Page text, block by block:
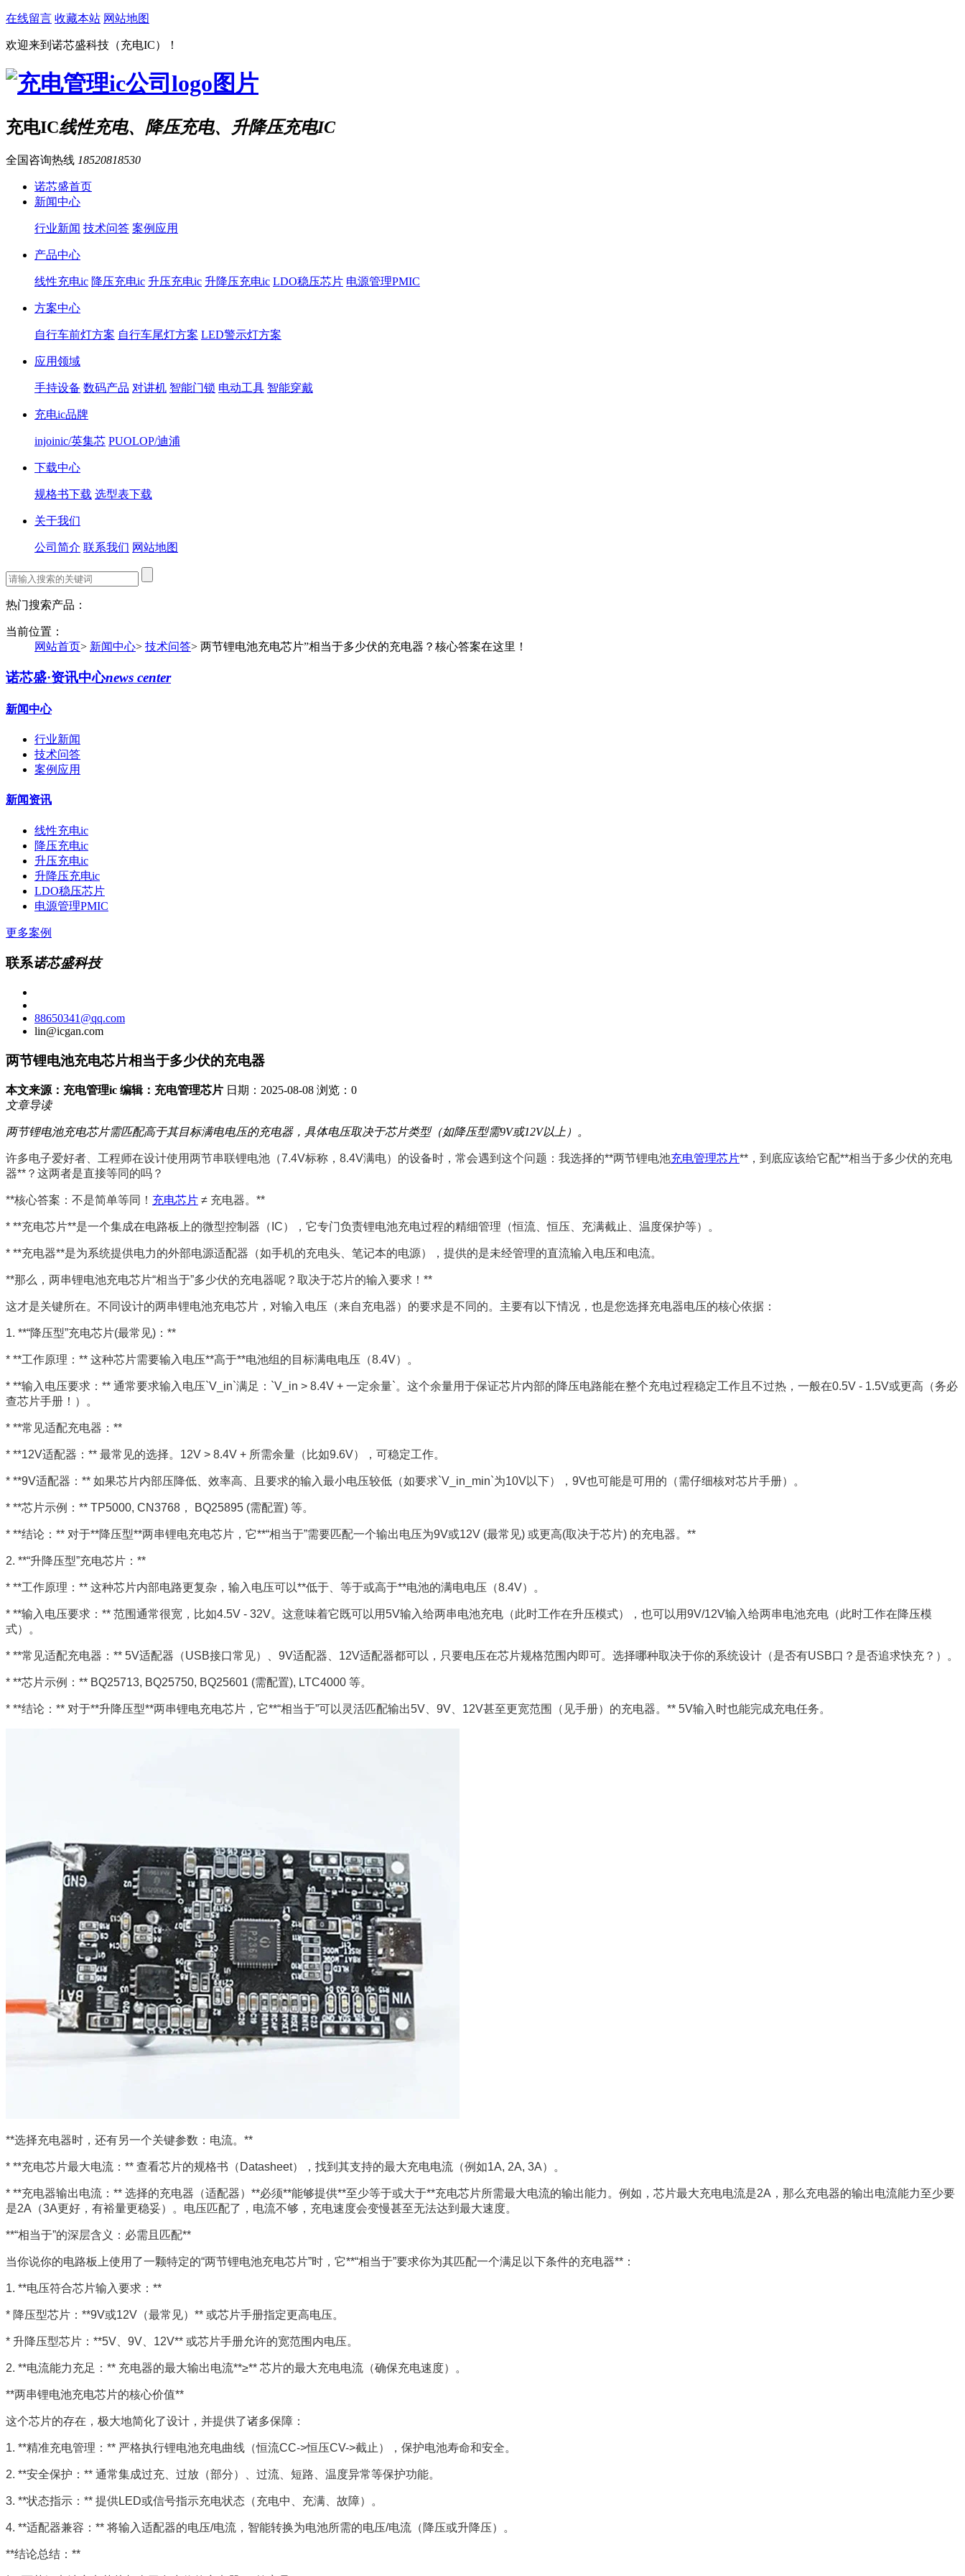
在线留言 收藏本站 网站地图
欢迎来到诺芯盛科技（充电IC）！
充电IC线性充电、降压充电、升降压充电IC
全国咨询热线 18520818530
诺芯盛首页
新闻中心
行业新闻 技术问答 案例应用
产品中心
线性充电ic 降压充电ic 升压充电ic 升降压充电ic LDO稳压芯片 电源管理PMIC
方案中心
自行车前灯方案 自行车尾灯方案 LED警示灯方案
应用领域
手持设备 数码产品 对讲机 智能门锁 电动工具 智能穿戴
充电ic品牌
injoinic/英集芯 PUOLOP/迪浦
下载中心
规格书下载 选型表下载
关于我们
公司简介 联系我们 网站地图
热门搜索产品：
当前位置：
网站首页> 新闻中心> 技术问答> 两节锂电池充电芯片”相当于多少伏的充电器？核心答案在这里！
诺芯盛·资讯中心news center
新闻中心
行业新闻
技术问答
案例应用
新闻资讯
线性充电ic
降压充电ic
升压充电ic
升降压充电ic
LDO稳压芯片
电源管理PMIC
更多案例
联系诺芯盛科技
88650341@qq.com
lin@icgan.com
两节锂电池充电芯片相当于多少伏的充电器
本文来源：充电管理ic 编辑：充电管理芯片 日期：2025-08-08 浏览： 0
文章导读
两节锂电池充电芯片需匹配高于其目标满电电压的充电器，具体电压取决于芯片类型（如降压型需9V或12V以上）。
许多电子爱好者、工程师在设计使用两节串联锂电池（7.4V标称，8.4V满电）的设备时，常会遇到这个问题：我选择的**两节锂电池充电管理芯片**，到底应该给它配**相当于多少伏的充电
器**？这两者是直接等同的吗？
**核心答案：不是简单等同！ 充电芯片 ≠ 充电器。**
* **充电芯片**是一个集成在电路板上的微型控制器（IC），它专门负责锂电池充电过程的精细管理（恒流、恒压、充满截止、温度保护等）。
* **充电器**是为系统提供电力的外部电源适配器（如手机的充电头、笔记本的电源），提供的是未经管理的直流输入电压和电流。
**那么，两串锂电池充电芯片“相当于”多少伏的充电器呢？取决于芯片的输入要求！**
这才是关键所在。不同设计的两串锂电池充电芯片，对输入电压（来自充电器）的要求是不同的。主要有以下情况，也是您选择充电器电压的核心依据：
1. **“降压型”充电芯片(最常见)：**
* **工作原理：** 这种芯片需要输入电压**高于**电池组的目标满电电压（8.4V）。
* **输入电压要求：** 通常要求输入电压`V_in`满足：`V_in > 8.4V + 一定余量`。这个余量用于保证芯片内部的降压电路能在整个充电过程稳定工作且不过热，一般在0.5V - 1.5V或更高（务必
查芯片手册！）。
* **常见适配充电器：**
* **12V适配器：** 最常见的选择。12V > 8.4V + 所需余量（比如9.6V），可稳定工作。
* **9V适配器：** 如果芯片内部压降低、效率高、且要求的输入最小电压较低（如要求`V_in_min`为10V以下），9V也可能是可用的（需仔细核对芯片手册）。
* **芯片示例：** TP5000, CN3768， BQ25895 (需配置) 等。
* **结论：** 对于**降压型**两串锂电充电芯片，它**“相当于”需要匹配一个输出电压为9V或12V (最常见) 或更高(取决于芯片) 的充电器。**
2. **“升降压型”充电芯片：**
* **工作原理：** 这种芯片内部电路更复杂，输入电压可以**低于、等于或高于**电池的满电电压（8.4V）。
* **输入电压要求：** 范围通常很宽，比如4.5V - 32V。这意味着它既可以用5V输入给两串电池充电（此时工作在升压模式），也可以用9V/12V输入给两串电池充电（此时工作在降压模
式）。
* **常见适配充电器：** 5V适配器（USB接口常见）、9V适配器、12V适配器都可以，只要电压在芯片规格范围内即可。选择哪种取决于你的系统设计（是否有USB口？是否追求快充？）。
* **芯片示例：** BQ25713, BQ25750, BQ25601 (需配置), LTC4000 等。
* **结论：** 对于**升降压型**两串锂电充电芯片，它**“相当于”可以灵活匹配输出5V、9V、12V甚至更宽范围（见手册）的充电器。** 5V输入时也能完成充电任务。
**选择充电器时，还有另一个关键参数：电流。**
* **充电芯片最大电流：** 查看芯片的规格书（Datasheet），找到其支持的最大充电电流（例如1A, 2A, 3A）。
* **充电器输出电流：** 选择的充电器（适配器）**必须**能够提供**至少等于或大于**充电芯片所需最大电流的输出能力。例如，芯片最大充电电流是2A，那么充电器的输出电流能力至少要
是2A（3A更好，有裕量更稳妥）。电压匹配了，电流不够，充电速度会变慢甚至无法达到最大速度。
**“相当于”的深层含义：必需且匹配**
当你说你的电路板上使用了一颗特定的“两节锂电池充电芯片”时，它**“相当于”要求你为其匹配一个满足以下条件的充电器**：
1. **电压符合芯片输入要求：**
* 降压型芯片：**9V或12V（最常见）** 或芯片手册指定更高电压。
* 升降压型芯片：**5V、9V、12V** 或芯片手册允许的宽范围内电压。
2. **电流能力充足：** 充电器的最大输出电流**≥** 芯片的最大充电电流（确保充电速度）。
**两串锂电池充电芯片的核心价值**
这个芯片的存在，极大地简化了设计，并提供了诸多保障：
1. **精准充电管理：** 严格执行锂电池充电曲线（恒流CC->恒压CV->截止），保护电池寿命和安全。
2. **安全保护：** 通常集成过充、过放（部分）、过流、短路、温度异常等保护功能。
3. **状态指示：** 提供LED或信号指示充电状态（充电中、充满、故障）。
4. **适配器兼容：** 将输入适配器的电压/电流，智能转换为电池所需的电压/电流（降压或升降压）。
**结论总结：**